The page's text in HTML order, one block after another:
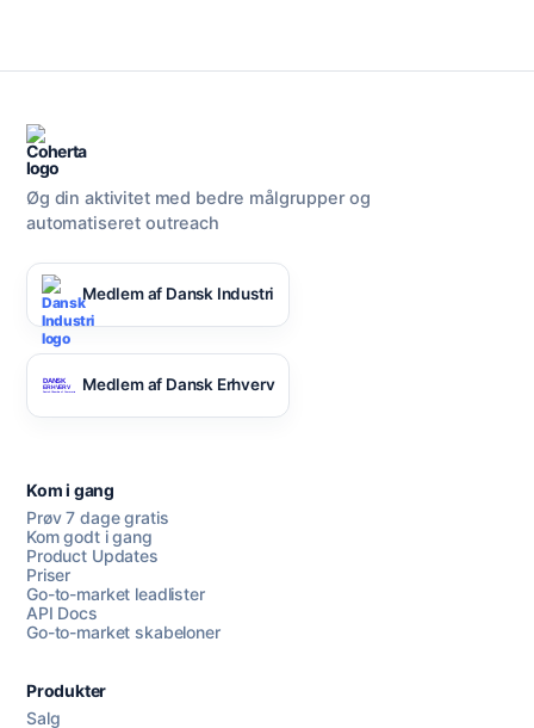
Chat med os
AI Campaign Assist
Øg din aktivitet med bedre målgrupper og
automatiseret outreach
Medlem af Dansk Industri
Medlem af Dansk Erhverv
Kom i gang
Prøv 7 dage gratis
Kom godt i gang
Product Updates
Priser
Go-to-market leadlister
API Docs
Go-to-market skabeloner
Produkter
Salg